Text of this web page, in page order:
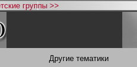
группы >>
Другие тематики